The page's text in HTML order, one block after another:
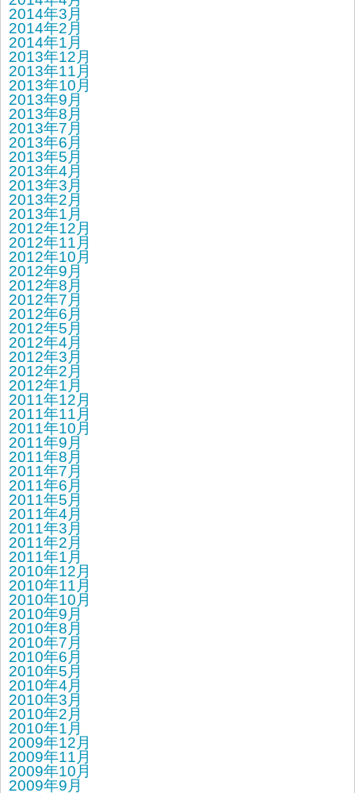
2014年3月
2014年2月
2014年1月
2013年12月
2013年11月
2013年10月
2013年9月
2013年8月
2013年7月
2013年6月
2013年5月
2013年4月
2013年3月
2013年2月
2013年1月
2012年12月
2012年11月
2012年10月
2012年9月
2012年8月
2012年7月
2012年6月
2012年5月
2012年4月
2012年3月
2012年2月
2012年1月
2011年12月
2011年11月
2011年10月
2011年9月
2011年8月
2011年7月
2011年6月
2011年5月
2011年4月
2011年3月
2011年2月
2011年1月
2010年12月
2010年11月
2010年10月
2010年9月
2010年8月
2010年7月
2010年6月
2010年5月
2010年4月
2010年3月
2010年2月
2010年1月
2009年12月
2009年11月
2009年10月
2009年9月